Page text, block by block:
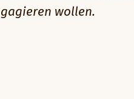
wollen.